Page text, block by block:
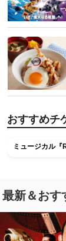
おすすめチ
ミュージカル『
最新＆おす